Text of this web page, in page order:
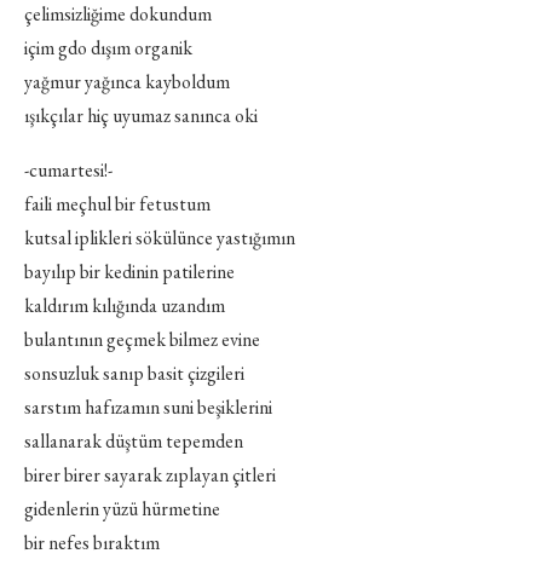
çelimsizliğime dokundum
içim gdo dışım organik
yağmur yağınca kayboldum
ışıkçılar hiç uyumaz sanınca oki
-cumartesi!-
faili meçhul bir fetustum
kutsal iplikleri sökülünce yastığımın
bayılıp bir kedinin patilerine
kaldırım kılığında uzandım
bulantının geçmek bilmez evine
sonsuzluk sanıp basit çizgileri
sarstım hafızamın suni beşiklerini
sallanarak düştüm tepemden
birer birer sayarak zıplayan çitleri
gidenlerin yüzü hürmetine
bir nefes bıraktım